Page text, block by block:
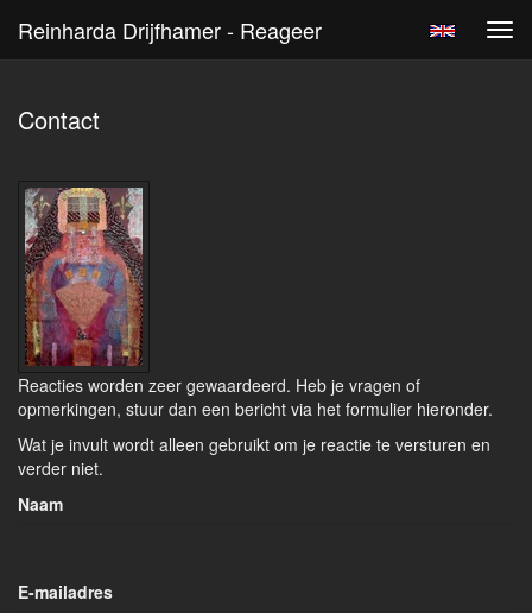
Reinharda Drijfhamer - Reageer
Contact
Reacties worden zeer gewaardeerd. Heb je vragen of
opmerkingen, stuur dan een bericht via het formulier hieronder.
Wat je invult wordt alleen gebruikt om je reactie te versturen en
verder niet.
Naam
E-mailadres